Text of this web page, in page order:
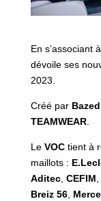
En s’associant à
dévoile ses
2023.
Créé par
TEAMWEAR.
Le VOCtient à
maillots :
Aditec, CEFIM,
Breiz 56,